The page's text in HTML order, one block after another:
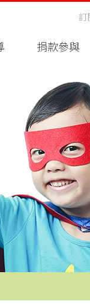
捐款參與
訂